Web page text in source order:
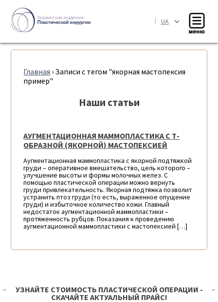
| UA
Главная › Записи с тегом "якорная мастопексия
пример"
Наши статьи
АУГМЕНТАЦИОННАЯ МАММОПЛАСТИКА С Т-
ОБРАЗНОЙ (ЯКОРНОЙ) МАСТОПЕКСИЕЙ
Аугментационная маммопластика с якорной подтяжкой
груди – оперативное вмешательство, цель которого –
улучшение высоты и формы молочных желез. С
помощью пластической операции можно вернуть
груди привлекательность. Якорная подтяжка позволит
устранить птоз груди (то есть, выраженное опущение
груди) и избыточное количество кожи. Главный
недостаток аугментационной маммопластики –
протяженность рубцов. Показания к проведению
аугментационной маммопластики с мастопексией […]
УЗНАЙТЕ СТОИМОСТЬ ПЛАСТИЧЕСКОЙ ОПЕРАЦИИ -
СКАЧАЙТЕ АКТУАЛЬНЫЙ ПРАЙС!